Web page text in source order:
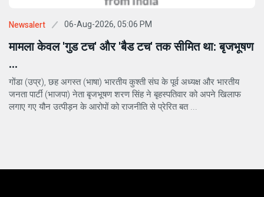
Newsalert 06-Aug-2026, 05:06 PM
मामला केवल 'गुड टच' और 'बैड टच' तक सीमित था: बृजभूषण
...
गोंडा (उप्र), छह अगस्त (भाषा) भारतीय कुश्ती संघ के पूर्व अध्यक्ष और भारतीय
जनता पार्टी (भाजपा) नेता बृजभूषण शरण सिंह ने बृहस्पतिवार को अपने खिलाफ
लगाए गए यौन उत्पीड़न के आरोपों को राजनीति से प्रेरित बत ...